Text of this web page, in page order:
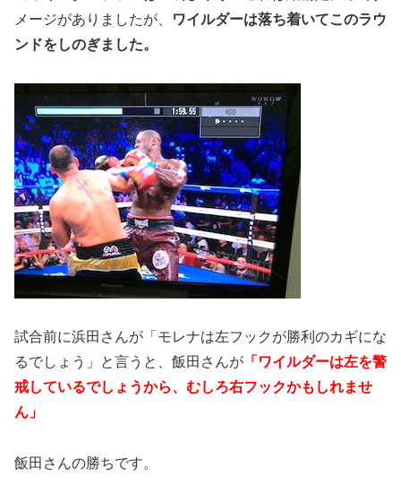
メージがありましたが、
ワイルダーは落ち着いてこのラウ
ンドをしのぎました。
試合前に浜田さんが「モレナは左フックが勝利のカギにな
るでしょう」と言うと、飯田さんが 「ワイルダーは左を警
戒しているでしょうから、むしろ右フックかもしれませ
ん」
飯田さんの勝ちです。